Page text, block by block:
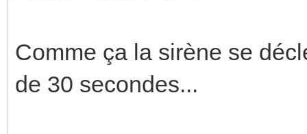
Comme ça la sirène se
de 30 secondes...